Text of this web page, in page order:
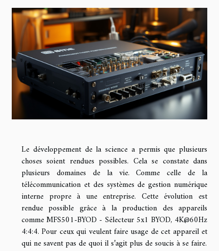
Le développement de la science a permis que plusieurs
choses soient rendues possibles. Cela se constate dans
plusieurs domaines de la vie. Comme celle de la
télécommunication et des systèmes de gestion numérique
interne propre à une entreprise. Cette évolution est
rendue possible grâce à la production des appareils
comme MFS501-BYOD - Sélecteur 5x1 BYOD, 4K@60Hz
4:4:4. Pour ceux qui veulent faire usage de cet appareil et
qui ne savent pas de quoi il s’agit plus de soucis à se faire.